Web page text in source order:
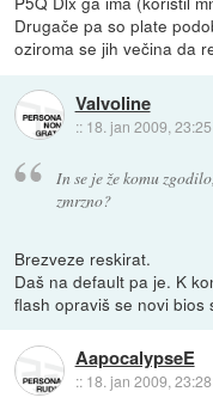
Drugače pa so plate
oziroma se jih večina da
Valvoline
:: 18. jan 2009, 23:25
In se je že komu
zmrzno?
Brezveze reskirat.
Daš na default pa je. K
flash opraviš se novi bios
AapocalypseE
:: 18. jan 2009, 23:28